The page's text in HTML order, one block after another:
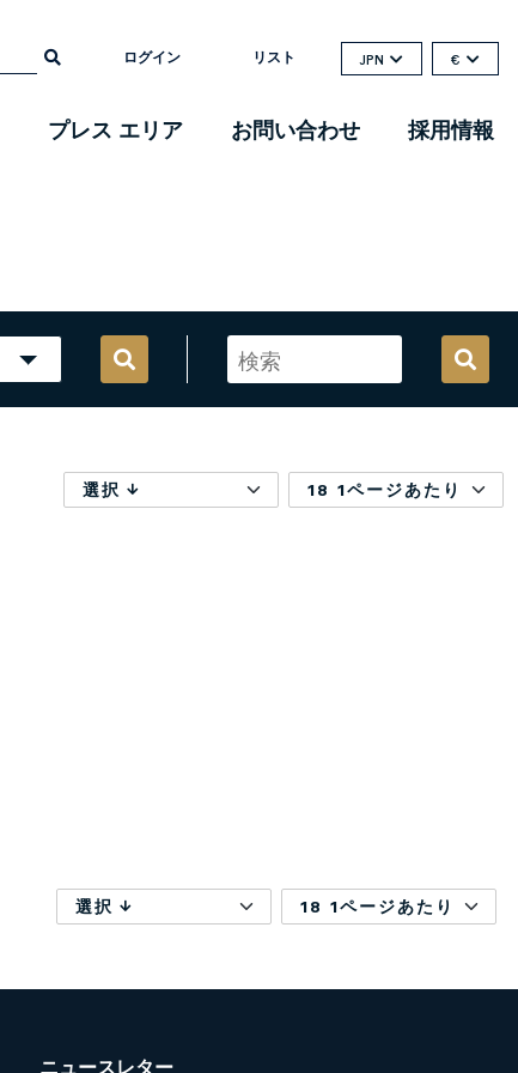
ログイン リスト JPN €
プレス エリア お問い合わせ 採用情報
選択 18 1ページあたり
選択 18 1ページあたり
ニュースレター